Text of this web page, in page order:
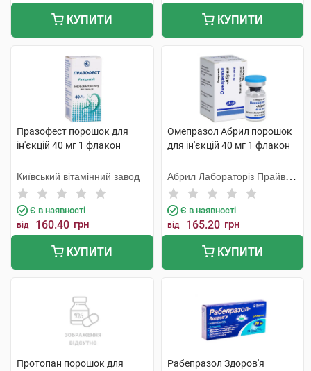
КУПИТИ КУПИТИ
Празофест порошок для
ін'єкцій 40 мг 1 флакон
Київський вітамінний завод
Є в наявності
від 160.40 грн
КУПИТИ
Омепразол Абрил порошок
для ін'єкцій 40 мг 1 флакон
Абрил Лабораторіз Прайвет
Лімітед
Є в наявності
від 165.20 грн
КУПИТИ
Протопан порошок для
Рабепразол Здоров'я